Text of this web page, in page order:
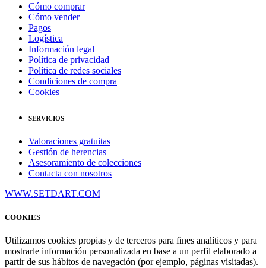
Cómo comprar
Cómo vender
Pagos
Logística
Información legal
Política de privacidad
Política de redes sociales
Condiciones de compra
Cookies
SERVICIOS
Valoraciones gratuitas
Gestión de herencias
Asesoramiento de colecciones
Contacta con nosotros
WWW.SETDART.COM
COOKIES
Utilizamos cookies propias y de terceros para fines analíticos y para
mostrarle información personalizada en base a un perfil elaborado a
partir de sus hábitos de navegación (por ejemplo, páginas visitadas).